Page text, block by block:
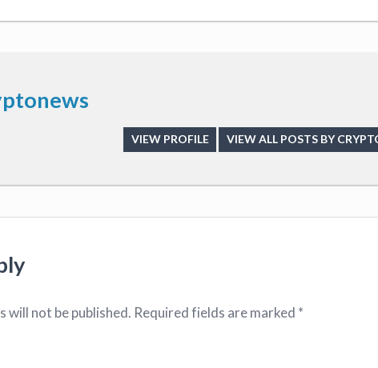
VIEW PROFILE VIEW ALL POSTS BY
will not be published. Required fields are marked *